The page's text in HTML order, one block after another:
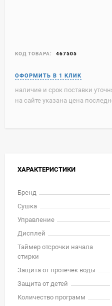
КОД ТОВАРА: 467505
наличие и срок поставки
на сайте указана цена
ХАРАКТЕРИСТИКИ
Бренд
Сушка
Управление
Дисплей
Таймер отсрочки начала
стирки
Защита от протечек воды
Защита от детей
Количество программ